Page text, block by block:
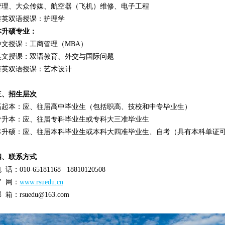
理、大众传媒、航空器（飞机）维修、电子工程
英双语授课：护理学
硕专业：
文授课：工商管理（MBA）
文授课：双语教育、外交与国际问题
英双语授课：艺术设计
、招生层次
起本：应、往届高中毕业生（包括职高、技校和中专毕业生）
升本：应、往届专科毕业生或专科大三准毕业生
升硕：应、往届本科毕业生或本科大四准毕业生、自考（具有本科单证
、联系方式
话：010-65181168 18810120508
网： www.rsuedu.cn
箱：rsuedu@163.com